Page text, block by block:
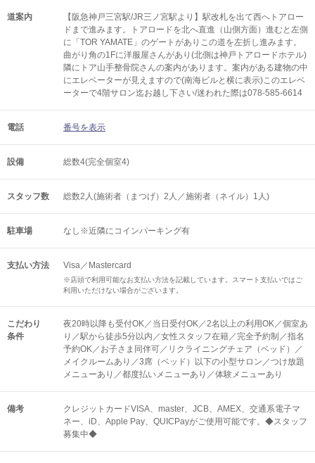
道案内
【阪急神戸三宮駅/JR三ノ宮駅より】駅改札を出て西へトアロー
ドまで進みます。トアロードを北へ直進（山側方面）進むと左側
に「TOR YAMATE」のゲートがありこの道を左折し進みます。
曲がり角の1Fに洋服屋さんがあり(北側は神戸トアロードホテル)
隣にトア山手整骨院さんの案内があります。案内がある建物の中
にエレベーターが見えますので(南海ビルと横に表示)このエレベ
ーターで4階サロン迄お越し下さい/迷われた際は078-585-6614
電話 番号を表示
設備 総数4(完全個室4)
スタッフ数 総数2人(施術者（まつげ）2人／施術者（ネイル）1人)
駐車場 なし※近隣にコインパーキング有
支払い方法 Visa／Mastercard
※店頭で利用可能なお支払い方法を記載しています。スマート支払いではご
利用いただけない場合がございます。
こだわり
条件
夜20時以降も受付OK／当日受付OK／2名以上の利用OK／個室あ
り／駅から徒歩5分以内／女性スタッフ在籍／完全予約制／指名
予約OK／お子さま同伴可／リクライニングチェア（ベッド）／
メイクルームあり／3席（ベッド）以下の小型サロン／つけ放題
メニューあり／都度払いメニューあり／体験メニューあり
備考
クレジットカードVISA、master、JCB、AMEX、交通系電子マ
ネー、iD、Apple Pay、QUICPayがご使用可能です。◆スタッフ
募集中◆